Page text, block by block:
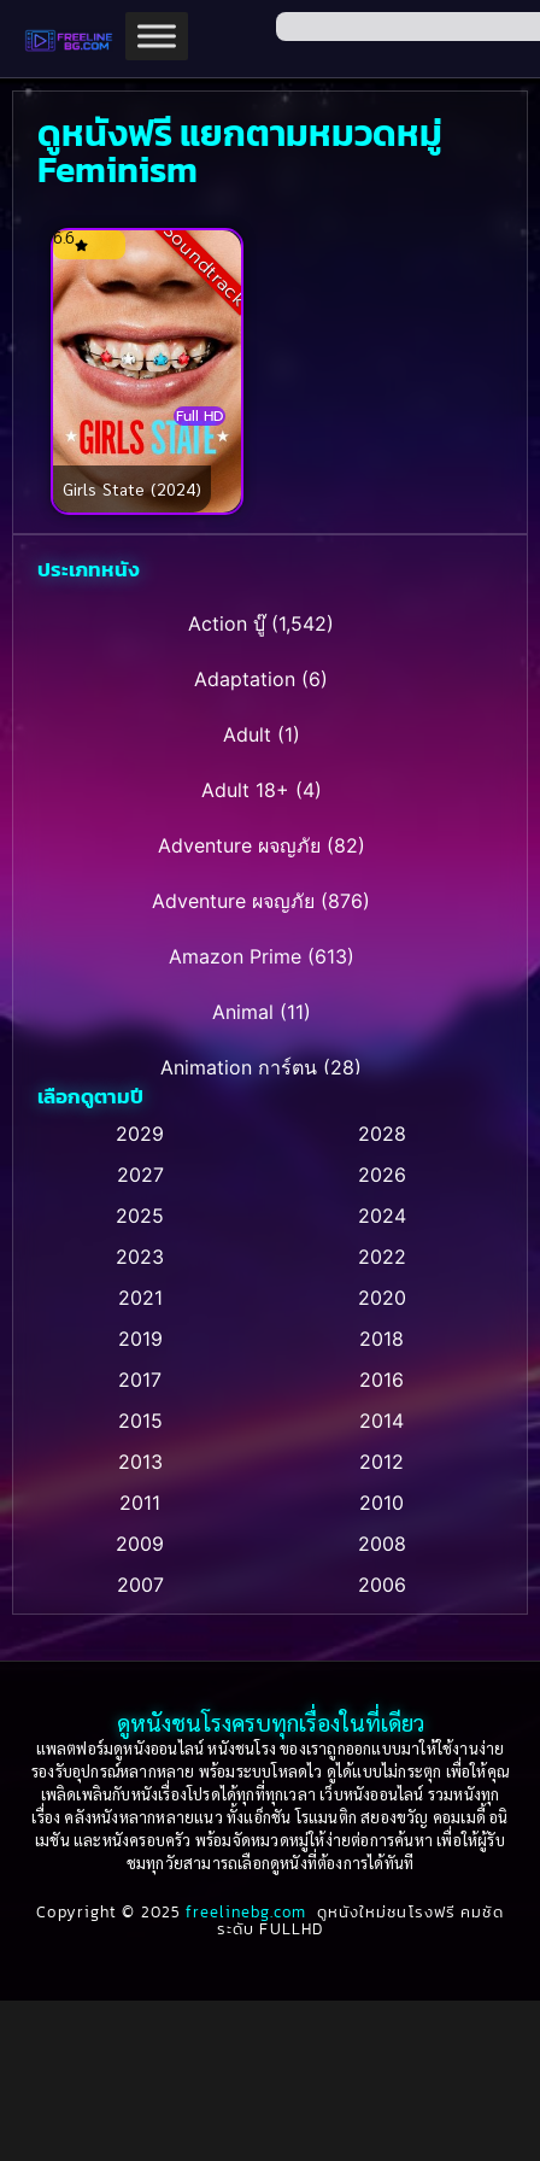
ดูหนังฟรี แยกตามหมวดหมู่
Feminism
Soundtrack
Full HD
6.6
Girls State (2024)
ประเภทหนัง
Action บู๊(1,542)
Adaptation (6)
Adult (1)
Adult 18+ (4)
Adventure ผจญภัย (82)
Adventure ผจญภัย (876)
Amazon Prime(613)
Animal (11)
Animation การ์ตูน (28)
Animation การ์ตูน (236)
Animation การ์ตูน (32)
Animation แอนิเมชั่น (1)
Animation แอนิเมชัน (1)
Based on a True Story เรื่องจริง(75)
Based on Novel(16)
Betrayal(1)
Biography(3)
Biography ชีวประวัติ (61)
เลือกดูตามปี
2029
2028
2027
2026
2025
2024
2023
2022
2021
2020
2019
2018
2017
2016
2015
2014
2013
2012
2011
2010
2009
2008
2007
2006
2005
2004
2003
2002
2001
2000
1999
1998
1997
1996
1995
1994
1993
1992
1991
1990
1987
1986
ดูหนังชนโรงครบทุกเรื่องในที่เดียว
แพลตฟอร์มดูหนังออนไลน์ หนังชนโรง ของเราถูกออกแบบมาให้ใช้งานง่าย
รองรับอุปกรณ์หลากหลาย พร้อมระบบโหลดไว ดูได้แบบไม่กระตุก เพื่อให้คุณ
เพลิดเพลินกับหนังเรื่องโปรดได้ทุกที่ทุกเวลา เว็บหนังออนไลน์ รวมหนังทุก
เรื่อง คลังหนังหลากหลายแนว ทั้งแอ็กชัน โรแมนติก สยองขวัญ คอมเมดี้ อนิ
เมชัน และหนังครอบครัว พร้อมจัดหมวดหมู่ให้ง่ายต่อการค้นหา เพื่อให้ผู้รับ
ชมทุกวัยสามารถเลือกดูหนังที่ต้องการได้ทันที
Copyright © 2025freelinebg.com ดูหนังใหม่ชนโรงฟรี คมชัด
ระดับ FULLHD